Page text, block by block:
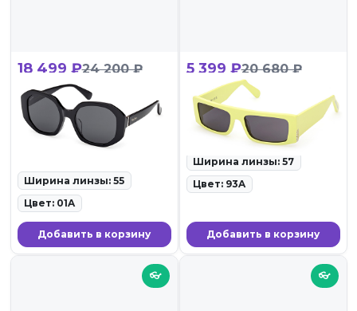
18 499 ₽24 200 ₽
Max Mara MM 0153-K
01A
ID: 110845 • Солнцезащитные
очки • 27.02.26
Ширина линзы: 55
Цвет: 01A
Добавить в корзину
5 399 ₽20 680 ₽
GCDS GD 0009 93A
ID: 110422 • Солнцезащитные
очки • 27.02.26
Ширина линзы: 57
Цвет: 93A
Добавить в корзину
👓 👓